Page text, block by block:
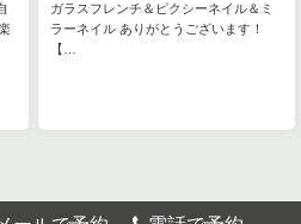
ガラスフレンチ＆ピクシーネイル＆ミ
ラーネイル ありがとうございます！
【…